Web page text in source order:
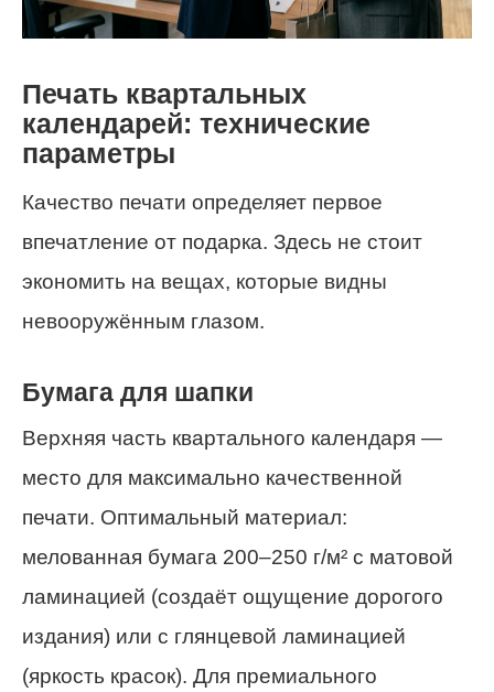
Печать квартальных
календарей: технические
параметры
Качество печати определяет первое
впечатление от подарка. Здесь не стоит
экономить на вещах, которые видны
невооружённым глазом.
Бумага для шапки
Верхняя часть квартального календаря —
место для максимально качественной
печати. Оптимальный материал:
мелованная бумага 200–250 г/м² с матовой
ламинацией (создаёт ощущение дорогого
издания) или с глянцевой ламинацией
(яркость красок). Для премиального